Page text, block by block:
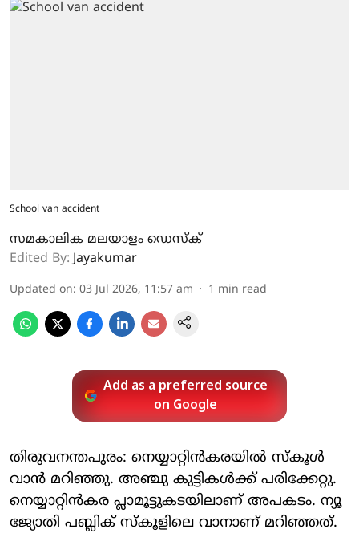
School van accident
സമകാലിക മലയാളം ഡെസ്ക്
Edited By: Jayakumar
Updated on: 03 Jul 2026, 11:57 am 1 min read
Add as a preferred source
on Google
തിരുവനന്തപുരം: നെയ്യാറ്റിന്‍കരയില്‍ സ്‌കൂള്‍
വാന്‍ മറിഞ്ഞു. അഞ്ചു കുട്ടികള്‍ക്ക് പരിക്കേറ്റു.
നെയ്യാറ്റിന്‍കര പ്ലാമൂട്ടുകടയിലാണ് അപകടം. ന്യൂ
ജ്യോതി പബ്ലിക് സ്‌കൂളിലെ വാനാണ് മറിഞ്ഞത്.